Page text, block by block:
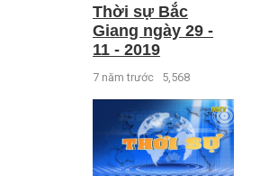
Thời sự Bắc
Giang ngày 29 -
11 - 2019
7 năm trước 5,568